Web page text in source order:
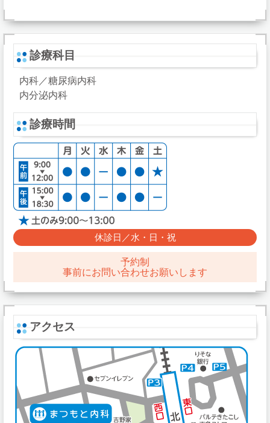
診療科目
内科／糖尿病内科
内分泌内科
診療時間
休診日／水・日・祝
予約制
事前にお問い合わせお願いします
アクセス